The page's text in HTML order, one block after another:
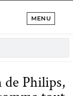
MENU
de Philips,